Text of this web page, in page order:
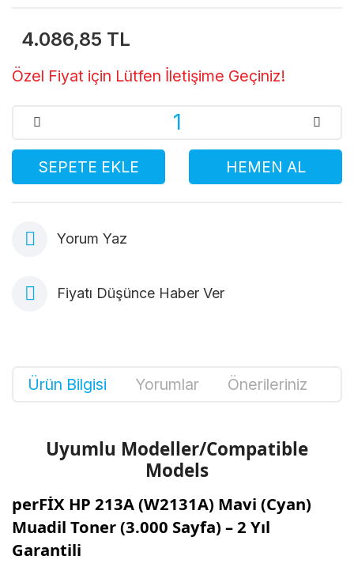
4.086,85 TL
Özel Fiyat için Lütfen İletişime Geçiniz!
SEPETE EKLE HEMEN AL
Yorum Yaz
Fiyatı Düşünce Haber Ver
Ürün Bilgisi Yorumlar Önerileriniz
Uyumlu Modeller/Compatible
Models
perFİX HP 213A (W2131A) Mavi (Cyan)
Muadil Toner (3.000 Sayfa) – 2 Yıl
Garantili